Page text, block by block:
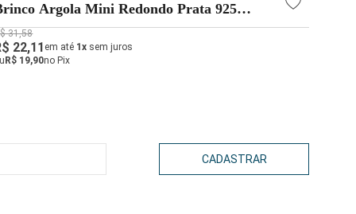
Argola Mini Redondo Prata 925
31,58
22,11 em até 1x sem juros
R$ 19,90no Pix
CADASTRAR